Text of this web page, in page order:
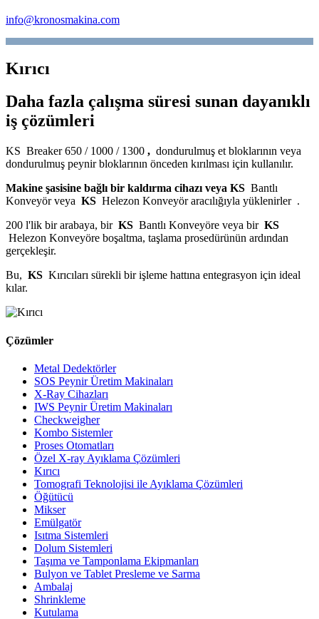
info@kronosmakina.com
Kırıcı
Daha fazla çalışma süresi sunan dayanıklı
iş çözümleri
KS Breaker 650 / 1000 / 1300 , dondurulmuş et bloklarının veya
dondurulmuş peynir bloklarının önceden kırılması için kullanılır.
Makine şasisine bağlı bir kaldırma cihazı veya KS Bantlı
Konveyör veya KS Helezon Konveyör aracılığıyla yüklenirler .
200 l'lik bir arabaya, bir KS Bantlı Konveyöre veya bir KS
Helezon Konveyöre boşaltma, taşlama prosedürünün ardından
gerçekleşir.
Bu, KS Kırıcıları sürekli bir işleme hattına entegrasyon için ideal
kılar.
Çözümler
Metal Dedektörler
SOS Peynir Üretim Makinaları
X-Ray Cihazları
IWS Peynir Üretim Makinaları
Checkweigher
Kombo Sistemler
Proses Otomatları
Özel X-ray Ayıklama Çözümleri
Kırıcı
Tomografi Teknolojisi ile Ayıklama Çözümleri
Öğütücü
Mikser
Emülgatör
Isıtma Sistemleri
Dolum Sistemleri
Taşıma ve Tamponlama Ekipmanları
Bulyon ve Tablet Presleme ve Sarma
Ambalaj
Shrinkleme
Kutulama